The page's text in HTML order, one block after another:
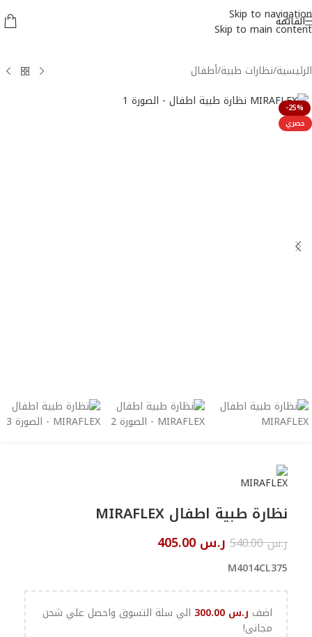
Skip to navigation
Skip to main content
القائمة
الرئيسية/نظارات طبية/أطفال
-25%
حصري
نظارة طبية اطفال MIRAFLEX
ر.س540.00 ر.س
M4014CL375
اضف ر.س
الي سلة التسوق واحصل علي شحن
مجانى!